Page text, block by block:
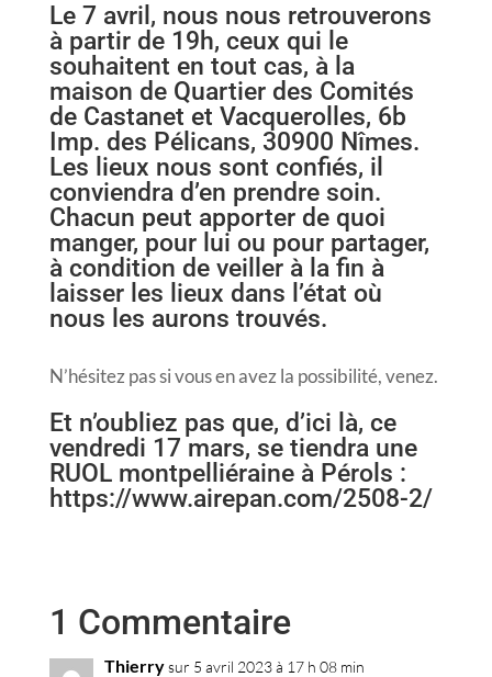
Le 7 avril, nous nous retrouverons
à partir de 19h, ceux qui le
souhaitent en tout cas, à la
maison de Quartier des Comités
de Castanet et Vacquerolles, 6b
Imp. des Pélicans, 30900 Nîmes.
Les lieux nous sont confiés, il
conviendra d’en prendre soin.
Chacun peut apporter de quoi
manger, pour lui ou pour partager,
à condition de veiller à la fin à
laisser les lieux dans l’état où
nous les aurons trouvés.
N’hésitez pas si vous en avez la possibilité, venez.
Et n’oubliez pas que, d’ici là, ce
vendredi 17 mars, se tiendra une
RUOL montpelliéraine à Pérols :
https://www.airepan.com/2508-2/
1 Commentaire
Thierrysur 5 avril 2023 à 17 h 08 min